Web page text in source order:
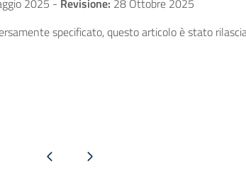
2025 - Revisione: 28 Ottobre 2025
specificato, questo articolo è stato
Pagina precedentePagina successiva